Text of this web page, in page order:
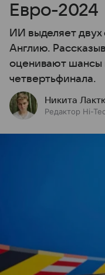
Евро-2024
ИИ выделяет
Англию.
оценивают шансы
четвертьфинала.
Никита
Редактор Hi-